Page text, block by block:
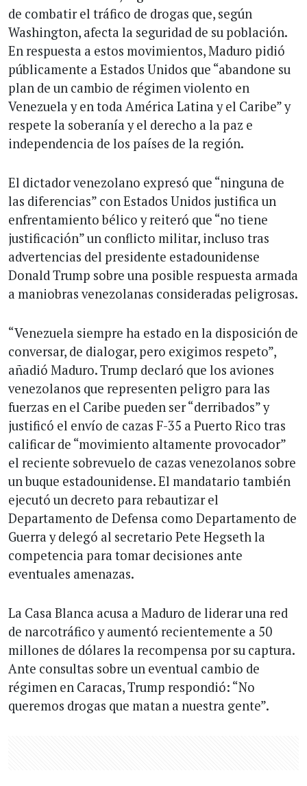
de combatir el tráfico de drogas que, según
Washington, afecta la seguridad de su población.
En respuesta a estos movimientos, Maduro pidió
públicamente a Estados Unidos que “abandone su
plan de un cambio de régimen violento en
Venezuela y en toda América Latina y el Caribe” y
respete la soberanía y el derecho a la paz e
independencia de los países de la región.
El dictador venezolano expresó que “ninguna de
las diferencias” con Estados Unidos justifica un
enfrentamiento bélico y reiteró que “no tiene
justificación” un conflicto militar, incluso tras
advertencias del presidente estadounidense
Donald Trump sobre una posible respuesta armada
a maniobras venezolanas consideradas peligrosas.
“Venezuela siempre ha estado en la disposición de
conversar, de dialogar, pero exigimos respeto”,
añadió Maduro. Trump declaró que los aviones
venezolanos que representen peligro para las
fuerzas en el Caribe pueden ser “derribados” y
justificó el envío de cazas F-35 a Puerto Rico tras
calificar de “movimiento altamente provocador”
el reciente sobrevuelo de cazas venezolanos sobre
un buque estadounidense. El mandatario también
ejecutó un decreto para rebautizar el
Departamento de Defensa como Departamento de
Guerra y delegó al secretario Pete Hegseth la
competencia para tomar decisiones ante
eventuales amenazas.
La Casa Blanca acusa a Maduro de liderar una red
de narcotráfico y aumentó recientemente a 50
millones de dólares la recompensa por su captura.
Ante consultas sobre un eventual cambio de
régimen en Caracas, Trump respondió: “No
queremos drogas que matan a nuestra gente”.